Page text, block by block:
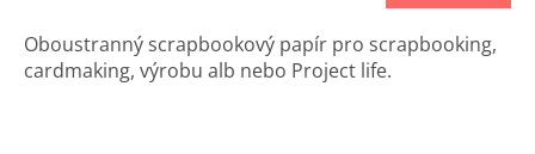
Oboustranný scrapbookový papír pro scrapbooking,
cardmaking, výrobu alb nebo Project life.